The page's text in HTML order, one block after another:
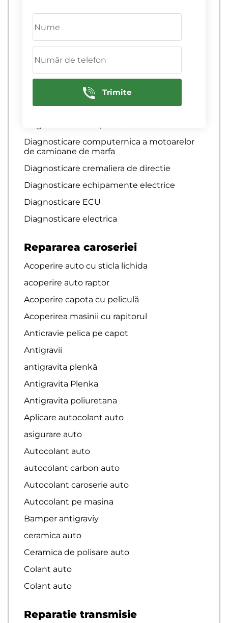
Diagnosticare computerizata a
diagnosticare computerizata a motorului
Diagnosticare computerizata a sistemelor
de franare
Diagnosticare computerizata a sistemului
Diagnosticare computerizata auto
Diagnosticare computernica a motoarelor
de camioane de marfa
Diagnosticare cremaliera de directie
Diagnosticare echipamente electrice
Diagnosticare ECU
Diagnosticare electrica
Repararea caroseriei
Acoperire auto cu sticla lichida
acoperire auto raptor
Acoperire capota cu peliculă
Acoperirea masinii cu rapitorul
Anticravie pelica pe capot
Antigravii
antigravita plenkă
Antigravita Plenka
Antigravita poliuretana
Aplicare autocolant auto
asigurare auto
Autocolant auto
autocolant carbon auto
Autocolant caroserie auto
Autocolant pe masina
Bamper antigraviy
ceramica auto
Ceramica de polisare auto
Colant auto
Colant auto
Reparatie transmisie
Trimite